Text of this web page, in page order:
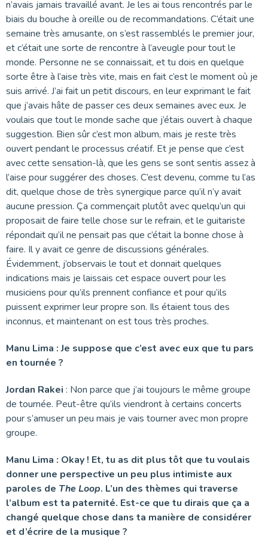
n’avais jamais travaillé avant. Je les ai tous rencontrés par le
biais du bouche à oreille ou de recommandations. C’était une
semaine très amusante, on s’est rassemblés le premier jour,
et c’était une sorte de rencontre à l’aveugle pour tout le
monde. Personne ne se connaissait, et tu dois en quelque
sorte être à l’aise très vite, mais en fait c’est le moment où je
suis arrivé. J’ai fait un petit discours, en leur exprimant le fait
que j’avais hâte de passer ces deux semaines avec eux. Je
voulais que tout le monde sache que j’étais ouvert à chaque
suggestion. Bien sûr c’est mon album, mais je reste très
ouvert pendant le processus créatif. Et je pense que c’est
avec cette sensation-là, que les gens se sont sentis assez à
l’aise pour suggérer des choses. C’est devenu, comme tu l’as
dit, quelque chose de très synergique parce qu’il n’y avait
aucune pression. Ça commençait plutôt avec quelqu’un qui
proposait de faire telle chose sur le refrain, et le guitariste
répondait qu’il ne pensait pas que c’était la bonne chose à
faire. Il y avait ce genre de discussions générales.
Évidemment, j’observais le tout et donnait quelques
indications mais je laissais cet espace ouvert pour les
musiciens pour qu’ils prennent confiance et pour qu’ils
puissent exprimer leur propre son. Ils étaient tous des
inconnus, et maintenant on est tous très proches.
Manu Lima : Je suppose que c’est avec eux que tu pars
en tournée ?
Jordan Rakei : Non parce que j’ai toujours le même groupe
de tournée. Peut-être qu’ils viendront à certains concerts
pour s’amuser un peu mais je vais tourner avec mon propre
groupe.
Manu Lima : Okay ! Et, tu as dit plus tôt que tu voulais
donner une perspective un peu plus intimiste aux
paroles de The Loop. L’un des thèmes qui traverse
l’album est ta paternité. Est-ce que tu dirais que ça a
changé quelque chose dans ta manière de considérer
et d’écrire de la musique ?